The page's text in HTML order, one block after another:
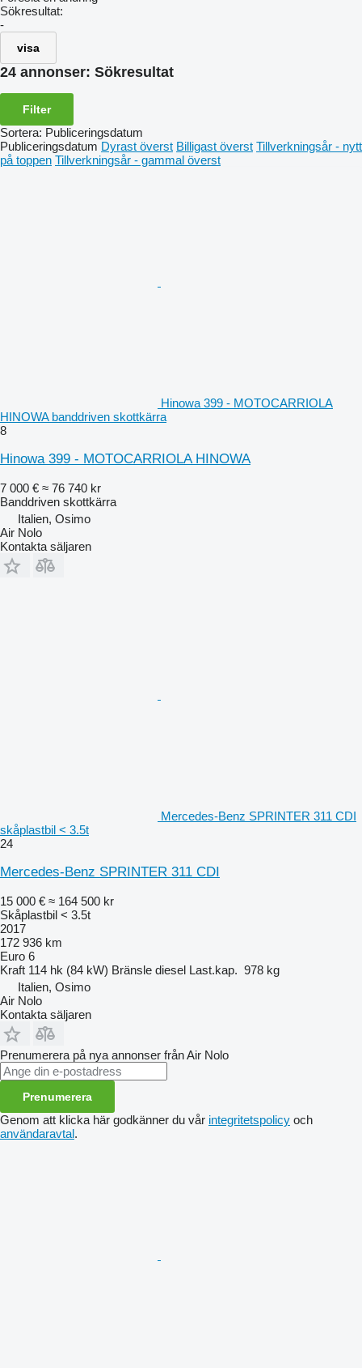
Sökresultat:
-
visa
24 annonser: Sökresultat
Filter
Sortera: Publiceringsdatum
Publiceringsdatum Dyrast överst Billigast överst Tillverkningsår - nytt
på toppen Tillverkningsår - gammal överst
Hinowa 399 - MOTOCARRIOLA
HINOWA banddriven skottkärra
8
Hinowa 399 - MOTOCARRIOLA HINOWA
7 000 € ≈ 76 740 kr
Banddriven skottkärra
Italien, Osimo
Air Nolo
Kontakta säljaren
Mercedes-Benz SPRINTER 311 CDI
skåplastbil < 3.5t
24
Mercedes-Benz SPRINTER 311 CDI
15 000 € ≈ 164 500 kr
Skåplastbil < 3.5t
2017
172 936 km
Euro 6
Kraft 114 hk (84 kW) Bränsle diesel Last.kap. 978 kg
Italien, Osimo
Air Nolo
Kontakta säljaren
Prenumerera på nya annonser från Air Nolo
Prenumerera
Genom att klicka här godkänner du vår integritetspolicy och
användaravtal.